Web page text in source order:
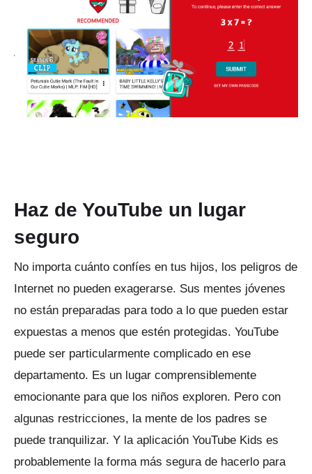
Haz de YouTube un lugar
seguro
No importa cuánto confíes en tus hijos, los peligros de
Internet no pueden exagerarse. Sus mentes jóvenes
no están preparadas para todo a lo que pueden estar
expuestas a menos que estén protegidas. YouTube
puede ser particularmente complicado en ese
departamento. Es un lugar comprensiblemente
emocionante para que los niños exploren. Pero con
algunas restricciones, la mente de los padres se
puede tranquilizar. Y la aplicación YouTube Kids es
probablemente la forma más segura de hacerlo para